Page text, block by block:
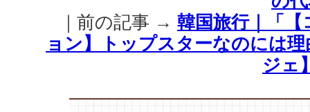
ネ】
色
の
ウ
デ
｜前の記事 → 韓国旅行｜「
ョン】トップスターなのには
ジェ